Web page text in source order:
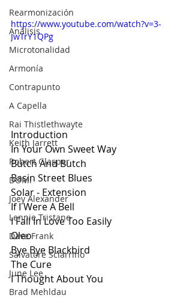
Rearmonización
Análisis
Microtonalidad
Armonía
Contrapunto
A Capella
Rai Thistlethwayte
Keith Jarrett
Robert Glasper
DOMi
Joey Alexander
Lennie Tristano
Dave Frank
Salvatore Sciarrino
June Lee
Brad Mehldau
https://www.youtube.com/watch?v=3-
JwTrY1QPg
Introduction
In Your Own Sweet Way
Butch And Butch
Basin Street Blues
Solar - Extension
If I Were A Bell
I Fall In Love Too Easily
Oleo
Bye Bye Blackbird
The Cure
I Thought About You